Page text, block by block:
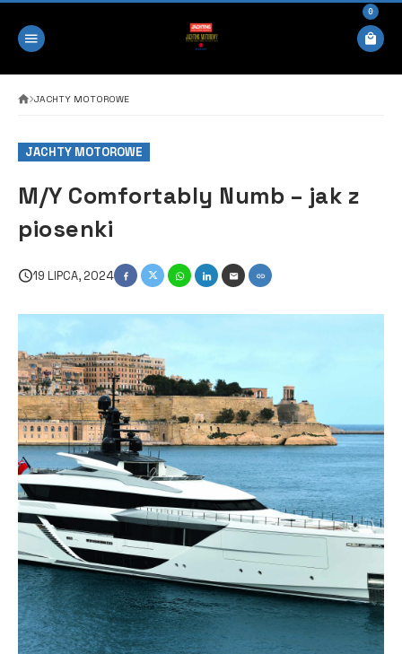
0
JACHTY MOTOROWE
JACHTY MOTOROWE
M/Y Comfortably Numb – jak z
piosenki
19 LIPCA, 2024